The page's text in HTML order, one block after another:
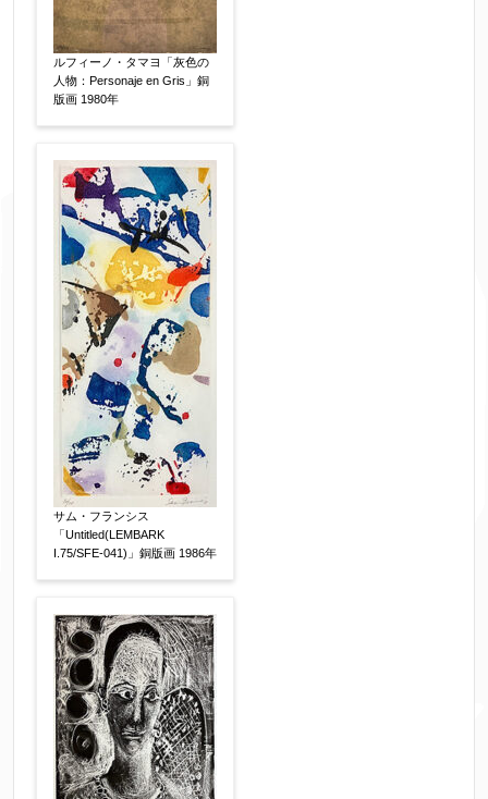
ルフィーノ・タマヨ「灰色の
人物：Personaje en Gris」銅
版画 1980年
サム・フランシス
「Untitled(LEMBARK
I.75/SFE-041)」銅版画 1986年